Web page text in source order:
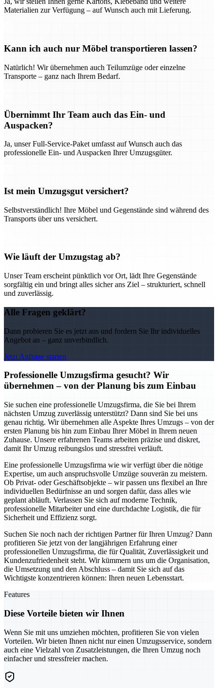
Materialien zur Verfügung – auf Wunsch auch mit Lieferung.
Kann ich auch nur Möbel transportieren lassen?
Natürlich! Wir übernehmen auch Teilumzüge oder einzelne
Transporte – ganz nach Ihrem Bedarf.
Übernimmt Ihr Team auch das Ein- und
Auspacken?
Ja, unser Full-Service-Paket umfasst auf Wunsch auch das
professionelle Ein- und Auspacken Ihrer Umzugsgüter.
Ist mein Umzugsgut versichert?
Selbstverständlich! Ihre Möbel und Gegenstände sind während des
Transports über uns versichert.
Wie läuft der Umzugstag ab?
Unser Team erscheint pünktlich vor Ort, lädt Ihre Gegenstände
sorgfältig ein und bringt alles sicher ans Ziel – strukturiert, schnell
und zuverlässig.
Alle Fragen geklärt?
Dann probieren Sie es jetzt aus und fordern Sie Ihr individuelles
Angebot an – ganz unverbindlich.
Jetzt Anfrage starten
Professionelle Umzugsfirma gesucht? Wir
übernehmen – von der Planung bis zum Einbau
Sie suchen eine professionelle Umzugsfirma, die Sie bei Ihrem
nächsten Umzug zuverlässig unterstützt? Dann sind Sie bei uns
genau richtig. Wir übernehmen alle Aspekte Ihres Umzugs – von der
ersten Planung bis hin zum Einbau Ihrer Möbel in Ihrem neuen
Zuhause. Unsere erfahrenen Teams arbeiten präzise und diskret,
damit Ihr Umzug reibungslos und stressfrei verläuft.
Eine professionelle Umzugsfirma wie wir verfügt über die nötige
Expertise, um auch anspruchsvolle Umzüge souverän zu meistern.
Ob Privat- oder Geschäftsobjekte – wir passen uns flexibel an Ihre
individuellen Bedürfnisse an und sorgen dafür, dass alles wie
geplant abläuft. Verlassen Sie sich auf moderne Technik,
professionelle Mitarbeiter und eine durchdachte Logistik, die für
Sicherheit und Effizienz sorgt.
Suchen Sie noch nach der richtigen Partner für Ihren Umzug? Dann
profitieren Sie jetzt von der langjährigen Erfahrung einer
professionellen Umzugsfirma, die für Qualität, Zuverlässigkeit und
Kundenzufriedenheit steht. Wir kümmern uns um die Organisation,
die Umsetzung und den Abschluss – damit Sie sich auf das
Wichtigste konzentrieren können: Ihren neuen Lebensstart.
Features
Diese Vorteile bieten wir Ihnen
Wenn Sie mit uns umziehen möchten, profitieren Sie von vielen
Vorteilen. Wir bieten Ihnen nicht nur einen Umzugsservice, sondern
auch eine Vielzahl von Zusatzleistungen, die Ihren Umzug noch
einfacher und stressfreier machen.